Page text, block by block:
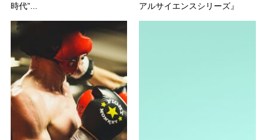
時代”...
アルサイエンスシリーズ』